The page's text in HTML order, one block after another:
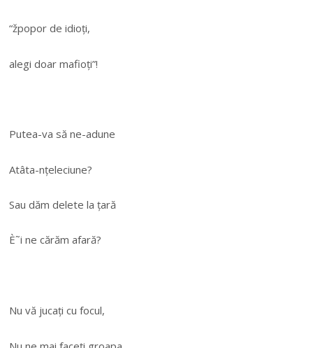
“žpopor de idioți,
alegi doar mafioți”!
Putea-va să ne-adune
Atâta-nțeleciune?
Sau dăm delete la țară
È˜i ne cărăm afară?
Nu vă jucați cu focul,